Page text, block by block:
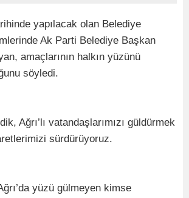
yapılacak olan Belediye
Ak Parti Belediye Başkan
amaçlarının halkın yüzünü
söyledi.
Ağrı’lı vatandaşlarımızı güldürmek
sürdürüyoruz.
yüzü gülmeyen kimse